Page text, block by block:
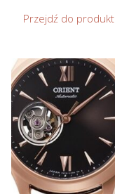
Przejdź do